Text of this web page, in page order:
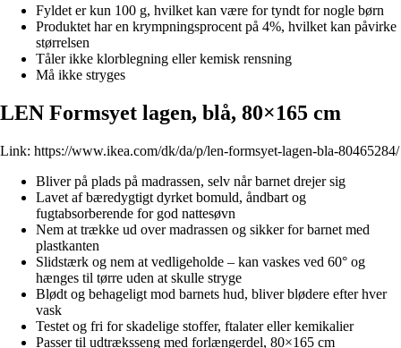
Fyldet er kun 100 g, hvilket kan være for tyndt for nogle børn
Produktet har en krympningsprocent på 4%, hvilket kan påvirke
størrelsen
Tåler ikke klorblegning eller kemisk rensning
Må ikke stryges
LEN Formsyet lagen, blå, 80×165 cm
Link: https://www.ikea.com/dk/da/p/len-formsyet-lagen-bla-80465284/
Bliver på plads på madrassen, selv når barnet drejer sig
Lavet af bæredygtigt dyrket bomuld, åndbart og
fugtabsorberende for god nattesøvn
Nem at trække ud over madrassen og sikker for barnet med
plastkanten
Slidstærk og nem at vedligeholde – kan vaskes ved 60° og
hænges til tørre uden at skulle stryge
Blødt og behageligt mod barnets hud, bliver blødere efter hver
vask
Testet og fri for skadelige stoffer, ftalater eller kemikalier
Passer til udtræksseng med forlængerdel, 80×165 cm